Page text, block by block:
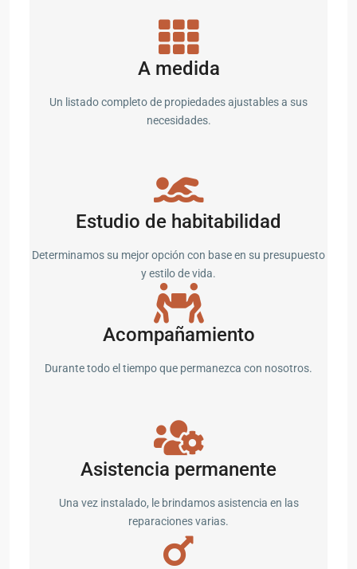
A medida
Un listado completo de propiedades ajustables a sus
necesidades.
Estudio de habitabilidad
Determinamos su mejor opción con base en su presupuesto
y estilo de vida.
Acompañamiento
Durante todo el tiempo que permanezca con nosotros.
Asistencia permanente
Una vez instalado, le brindamos asistencia en las
reparaciones varias.